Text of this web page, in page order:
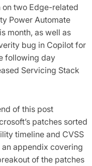
on two Edge-related
Power Automate
month, as well as
bug in Copilot for
following day
Servicing Stack
of this post
patches sorted
timeline and CVSS
appendix covering
of the patches